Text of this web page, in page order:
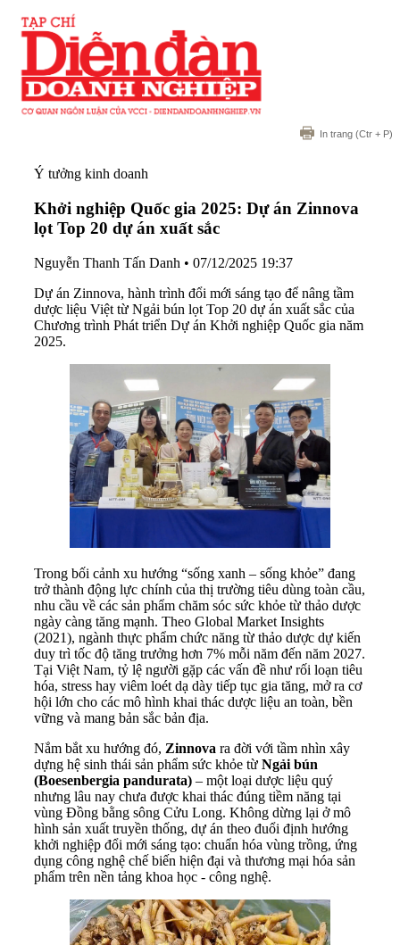
In trang (Ctr + P)
Ý tưởng kinh doanh
Khởi nghiệp Quốc gia 2025: Dự án Zinnova
lọt Top 20 dự án xuất sắc
Nguyễn Thanh Tấn Danh • 07/12/2025 19:37
Dự án Zinnova, hành trình đổi mới sáng tạo để nâng tầm
dược liệu Việt từ Ngải bún lọt Top 20 dự án xuất sắc của
Chương trình Phát triển Dự án Khởi nghiệp Quốc gia năm
2025.
Trong bối cảnh xu hướng “sống xanh – sống khỏe” đang
trở thành động lực chính của thị trường tiêu dùng toàn cầu,
nhu cầu về các sản phẩm chăm sóc sức khỏe từ thảo dược
ngày càng tăng mạnh. Theo Global Market Insights
(2021), ngành thực phẩm chức năng từ thảo dược dự kiến
duy trì tốc độ tăng trưởng hơn 7% mỗi năm đến năm 2027.
Tại Việt Nam, tỷ lệ người gặp các vấn đề như rối loạn tiêu
hóa, stress hay viêm loét dạ dày tiếp tục gia tăng, mở ra cơ
hội lớn cho các mô hình khai thác dược liệu an toàn, bền
vững và mang bản sắc bản địa.
Nắm bắt xu hướng đó, Zinnova ra đời với tầm nhìn xây
dựng hệ sinh thái sản phẩm sức khỏe từ Ngải bún
(Boesenbergia pandurata) – một loại dược liệu quý
nhưng lâu nay chưa được khai thác đúng tiềm năng tại
vùng Đồng bằng sông Cửu Long. Không dừng lại ở mô
hình sản xuất truyền thống, dự án theo đuổi định hướng
khởi nghiệp đổi mới sáng tạo: chuẩn hóa vùng trồng, ứng
dụng công nghệ chế biến hiện đại và thương mại hóa sản
phẩm trên nền tảng khoa học - công nghệ.